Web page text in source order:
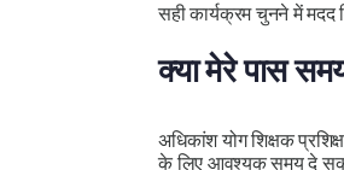
सही कार्यक्रम चुनने में मदद
क्या मेरे पास
अधिकांश योग शिक्षक
के लिए आवश्यक समय दे